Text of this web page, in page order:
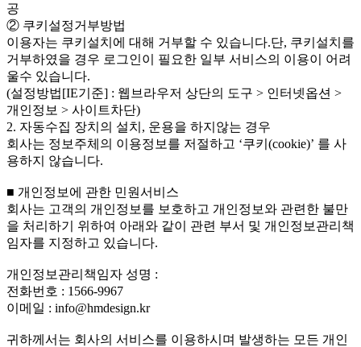
공
② 쿠키설정거부방법
이용자는 쿠키설치에 대해 거부할 수 있습니다.단, 쿠키설치를
거부하였을 경우 로그인이 필요한 일부 서비스의 이용이 어려
울수 있습니다.
(설정방법[IE기준] : 웹브라우저 상단의 도구 > 인터넷옵션 >
개인정보 > 사이트차단)
2. 자동수집 장치의 설치, 운용을 하지않는 경우
회사는 정보주체의 이용정보를 저절하고 ‘쿠키(cookie)’ 를 사
용하지 않습니다.
■ 개인정보에 관한 민원서비스
회사는 고객의 개인정보를 보호하고 개인정보와 관련한 불만
을 처리하기 위하여 아래와 같이 관련 부서 및 개인정보관리책
임자를 지정하고 있습니다.
개인정보관리책임자 성명 :
전화번호 : 1566-9967
이메일 : info@hmdesign.kr
귀하께서는 회사의 서비스를 이용하시며 발생하는 모든 개인